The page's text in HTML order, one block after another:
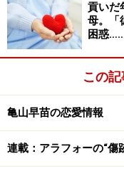
婚もしていないのに
としてとってあるお
から食費を出してい
同居にあたってそ
たのは失敗だった。
けばよかったとサト
「結局、それがもと
て……。ある日私が
貢いだ
母。「
困惑
この
亀山早苗の恋愛情報
連載：アラフォーの“傷